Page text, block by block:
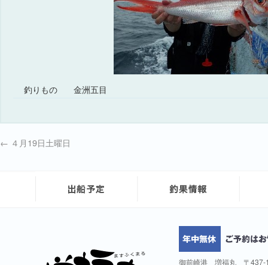
釣りもの 金洲五目
← ４月19日土曜日
御前崎港 増福丸 〒437-